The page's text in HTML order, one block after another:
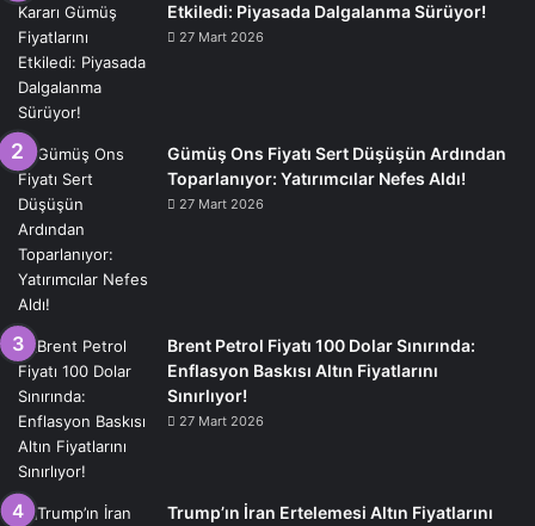
Etkiledi: Piyasada Dalgalanma Sürüyor!
27 Mart 2026
Gümüş Ons Fiyatı Sert Düşüşün Ardından
Toparlanıyor: Yatırımcılar Nefes Aldı!
27 Mart 2026
Brent Petrol Fiyatı 100 Dolar Sınırında:
Enflasyon Baskısı Altın Fiyatlarını
Sınırlıyor!
27 Mart 2026
Trump’ın İran Ertelemesi Altın Fiyatlarını